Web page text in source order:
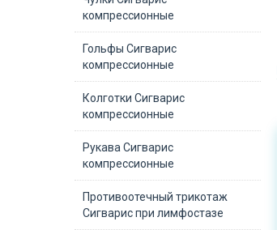
компрессионные
Гольфы Сигварис
компрессионные
Колготки Сигварис
компрессионные
Рукава Сигварис
компрессионные
Противоотечный трикотаж
Сигварис при лимфостазе